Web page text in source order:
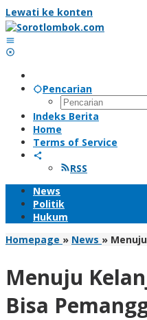
Lewati ke konten
Pencarian
Indeks Berita
Home
Terms of Service
RSS
News
Politik
Hukum
Homepage » News »
Menuju
Bisa